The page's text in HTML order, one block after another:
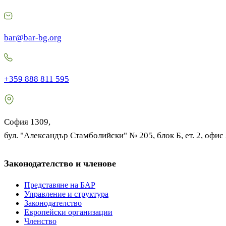
bar@bar-bg.org
+359 888 811 595
София 1309,
бул. "Александър Стамболийски" № 205, блок Б, ет. 2, офис
Законодателство и членове
Представяне на БАР
Управление и структура
Законодателство
Европейски организации
Членство